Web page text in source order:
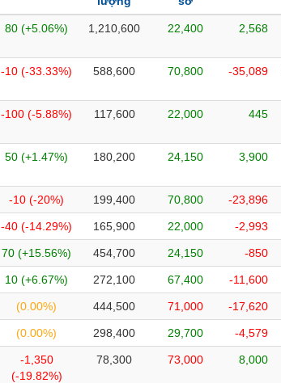
80 (+5.06%) 1,210,600 22,400 2,568
-10 (-33.33%) 588,600 70,800 -35,089
-100 (-5.88%) 117,600 22,000 445
50 (+1.47%) 180,200 24,150 3,900
-10 (-20%) 199,400 70,800 -23,896
-40 (-14.29%) 165,900 22,000 -2,993
70 (+15.56%) 454,700 24,150 -850
10 (+6.67%) 272,100 67,400 -11,600
(0.00%) 444,500 71,000 -17,620
(0.00%) 298,400 29,700 -4,579
-1,350
(-19.82%)
78,300 73,000 8,000